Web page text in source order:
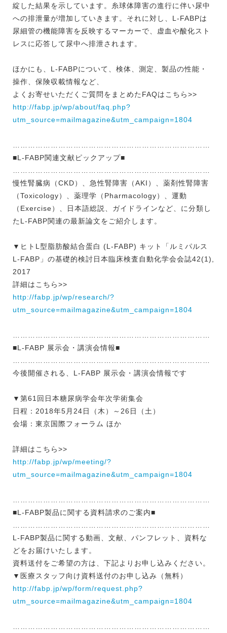
綻した結果を示しています。糸球体障害の進行に伴い尿中
への排泄量が増加していきます。それに対し、L-FABPは
尿細管の機能障害を反映するマーカーで、虚血や酸化スト
レスに応答して尿中へ排泄されます。
ほかにも、L-FABPについて、検体、測定、製品の性能・
操作、保険収載情報など、
よくお寄せいただくご質問をまとめたFAQはこちら>>
http://fabp.jp/wp/about/faq.php?
utm_source=mailmagazine&utm_campaign=1804
■L-FABP関連文献ピックアップ■
慢性腎臓病（CKD）、急性腎障害（AKI）、薬剤性腎障害
（Toxicology）、薬理学（Pharmacology）、運動
（Exercise）、日本語総説、ガイドラインなど、に分類し
たL-FABP関連の最新論文をご紹介します。
▼ヒトL型脂肪酸結合蛋白 (L-FABP) キット「ルミパルス
L-FABP」の基礎的検討日本臨床検査自動化学会会誌42(1),
2017
詳細はこちら>>
http://fabp.jp/wp/research/?
utm_source=mailmagazine&utm_campaign=1804
■L-FABP 展示会・講演会情報■
今後開催される、L-FABP 展示会・講演会情報です
▼第61回日本糖尿病学会年次学術集会
日程：2018年5月24日（木）～26日（土）
会場：東京国際フォーラム ほか
詳細はこちら>>
http://fabp.jp/wp/meeting/?
utm_source=mailmagazine&utm_campaign=1804
■L-FABP製品に関する資料請求のご案内■
L-FABP製品に関する動画、文献、パンフレット、資料な
どをお届けいたします。
資料送付をご希望の方は、下記よりお申し込みください。
▼医療スタッフ向け資料送付のお申し込み（無料）
http://fabp.jp/wp/form/request.php?
utm_source=mailmagazine&utm_campaign=1804